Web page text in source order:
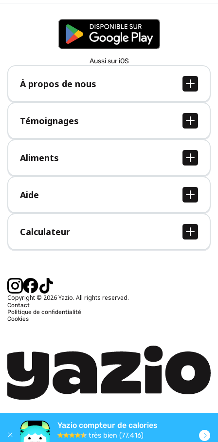
Aussi sur iOS
À propos de nous
À propos de nous
Postes
Presse
Témoignages
Tous les témoignages
Aliments
Tous les aliments
Aide
Centre d'aide
Calculateur
Calcul IMC
Calcul poids idéal
Calcul calories brûlées
Copyright © 2026 Yazio. All rights reserved.
Contact
Politique de confidentialité
Cookies
Yazio compteur de calories
très bien (77,416)